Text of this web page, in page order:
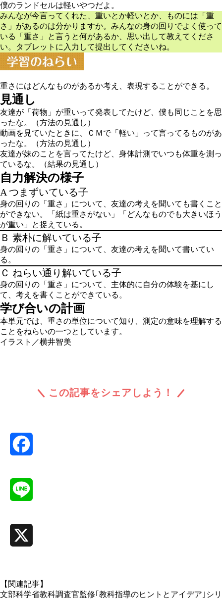
僕のランドセルは軽いやつだよ。
みんなが今言ってくれた、重いとか軽いとか、ものには「重
さ」があるのは分かりますか。みんなの身の回りでよく使って
いる「重さ」と言うと何があるか、思い出して教えてくださ
い。タブレットに入力して提出してくださいね。
重さにはどんなものがあるか考え、表現することができる。
見通し
友達が「荷物」が重いって発表してたけど、僕も同じことを思
ったな。
（方法の見通し）
動画を見ていたときに、ＣＭで「軽い」って言ってるものがあ
ったな。
（方法の見通し）
友達が妹のことを言ってたけど、身体計測でいつも体重を測っ
ているな。
（結果の見通し）
自力解決の様子
A つまずいている子
身の回りの「重さ」について、友達の考えを聞いても書くこと
ができない。「紙は重さがない」「どんなものでも大きいほう
が重い」と捉えている。
Ｂ 素朴に解いている子
身の回りの「重さ」について、友達の考えを聞いて書いてい
る。
Ｃ ねらい通り解いている子
身の回りの「重さ」について、主体的に自分の体験を基にし
て、考えを書くことができている。
学び合いの計画
本単元では、重さの単位について知り、測定の意味を理解する
ことをねらいの一つとしています。
イラスト／横井智美
この記事をシェアしよう！
【関連記事】
文部科学省教科調査官監修｢教科指導のヒントとアイデア｣シリ